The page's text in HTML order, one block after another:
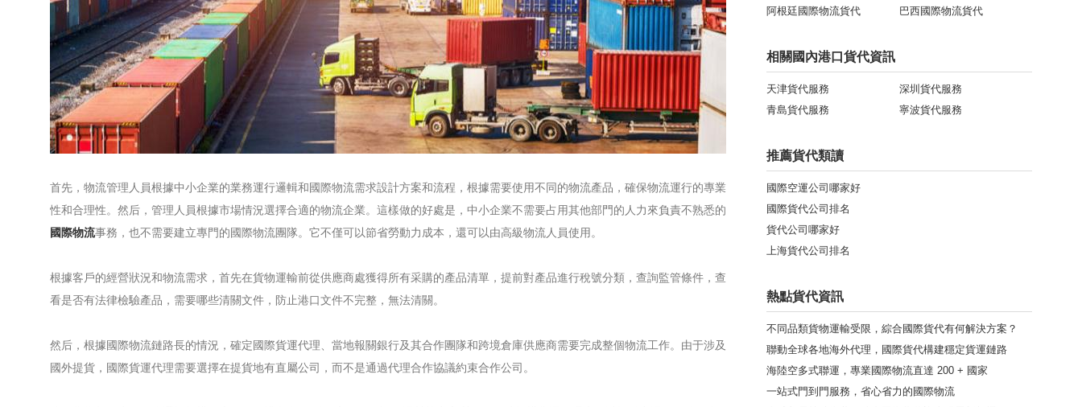
首先，物流管理人員根據中小企業的業務運行邏輯和國際物流需求設計方案和流程，根據需要使用不同的物流產品，確保物流運行的專業
性和合理性。然后，管理人員根據市場情況選擇合適的物流企業。這樣做的好處是，中小企業不需要占用其他部門的人力來負責不熟悉的
國際物流事務，也不需要建立專門的國際物流團隊。它不僅可以節省勞動力成本，還可以由高級物流人員使用。
根據客戶的經營狀況和物流需求，首先在貨物運輸前從供應商處獲得所有采購的產品清單，提前對產品進行稅號分類，查詢監管條件，查
看是否有法律檢驗產品，需要哪些清關文件，防止港口文件不完整，無法清關。
然后，根據國際物流鏈路長的情況，確定國際貨運代理、當地報關銀行及其合作團隊和跨境倉庫供應商需要完成整個物流工作。由于涉及
國外提貨，國際貨運代理需要選擇在提貨地有直屬公司，而不是通過代理合作協議約束合作公司。
阿根廷國際物流貨代
巴西國際物流貨代
相關國內港口貨代資訊
天津貨代服務
深圳貨代服務
青島貨代服務
寧波貨代服務
推薦貨代類讀
國際空運公司哪家好
國際貨代公司排名
貨代公司哪家好
上海貨代公司排名
熱點貨代資訊
不同品類貨物運輸受限，綜合國際貨代有何解決方案？
聯動全球各地海外代理，國際貨代構建穩定貨運鏈路
海陸空多式聯運，專業國際物流直達 200 + 國家
一站式門到門服務，省心省力的國際物流